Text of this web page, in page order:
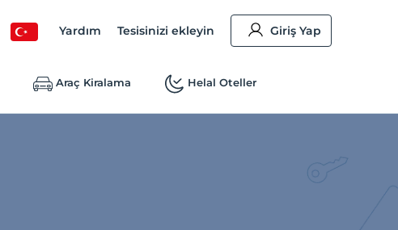
Yardım Tesisinizi ekleyin Giriş Yap
Araç Kiralama Helal Oteller